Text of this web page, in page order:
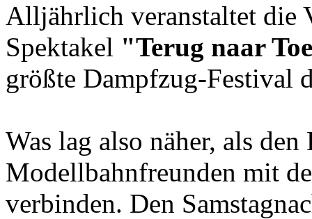
Alljährlich veranstaltet die
Spektakel "Terug naar
größte Dampfzug-Festival
Was lag also näher, als den
Modellbahnfreunden mit
verbinden. Den